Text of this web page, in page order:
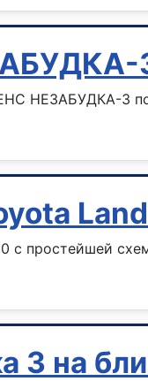
НЕЗАБУДКА-3
с простейшей
3 на